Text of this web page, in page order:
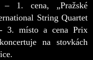
– 1. cena, „Pražské
String Quartet
3. místo a cena Prix
na stovkách